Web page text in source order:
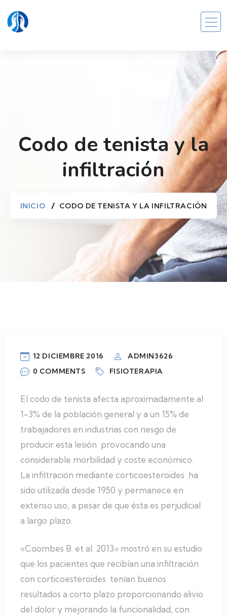
Codo de tenista y la
infiltración
INICIO CODO DE TENISTA Y LA INFILTRACIÓN
12 DICIEMBRE 2016
ADMIN3626
0 COMMENTS
FISIOTERAPIA
El codo de tenista afecta aproximadamente al
1-3% de la población general y a un 15% de
trabajadores en industrias con riesgo de
producir esta lesión provocando una
considerable morbilidad y coste económico.
La infiltración mediante corticoesteroides ha
sido utilizada desde 1950 y permanece en
extenso uso, a pesar de que ésta es perjudicial
a largo plazo.
«Coombes B. et al. 2013» mostró en su estudio
que los pacientes que recibían una infiltración
con corticoesteroides tenían buenos
resultados a corto plazo proporcionando alivio
del dolor y mejorando la funcionalidad, con